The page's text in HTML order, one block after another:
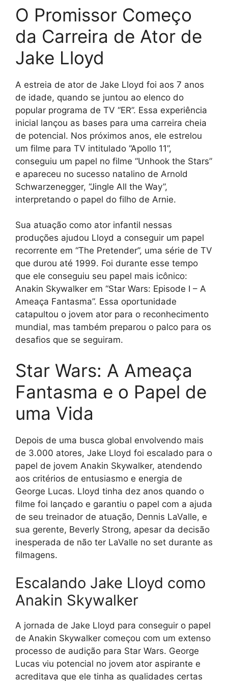
O Promissor Começo
da Carreira de Ator de
Jake Lloyd
A estreia de ator de Jake Lloyd foi aos 7 anos
de idade, quando se juntou ao elenco do
popular programa de TV “ER”. Essa experiência
inicial lançou as bases para uma carreira cheia
de potencial. Nos próximos anos, ele estrelou
um filme para TV intitulado “Apollo 11”,
conseguiu um papel no filme “Unhook the Stars”
e apareceu no sucesso natalino de Arnold
Schwarzenegger, “Jingle All the Way”,
interpretando o papel do filho de Arnie.
Sua atuação como ator infantil nessas
produções ajudou Lloyd a conseguir um papel
recorrente em “The Pretender”, uma série de TV
que durou até 1999. Foi durante esse tempo
que ele conseguiu seu papel mais icônico:
Anakin Skywalker em “Star Wars: Episode I – A
Ameaça Fantasma”. Essa oportunidade
catapultou o jovem ator para o reconhecimento
mundial, mas também preparou o palco para os
desafios que se seguiram.
Star Wars: A Ameaça
Fantasma e o Papel de
uma Vida
Depois de uma busca global envolvendo mais
de 3.000 atores, Jake Lloyd foi escalado para o
papel de jovem Anakin Skywalker, atendendo
aos critérios de entusiasmo e energia de
George Lucas. Lloyd tinha dez anos quando o
filme foi lançado e garantiu o papel com a ajuda
de seu treinador de atuação, Dennis LaValle, e
sua gerente, Beverly Strong, apesar da decisão
inesperada de não ter LaValle no set durante as
filmagens.
Escalando Jake Lloyd como
Anakin Skywalker
A jornada de Jake Lloyd para conseguir o papel
de Anakin Skywalker começou com um extenso
processo de audição para Star Wars. George
Lucas viu potencial no jovem ator aspirante e
acreditava que ele tinha as qualidades certas